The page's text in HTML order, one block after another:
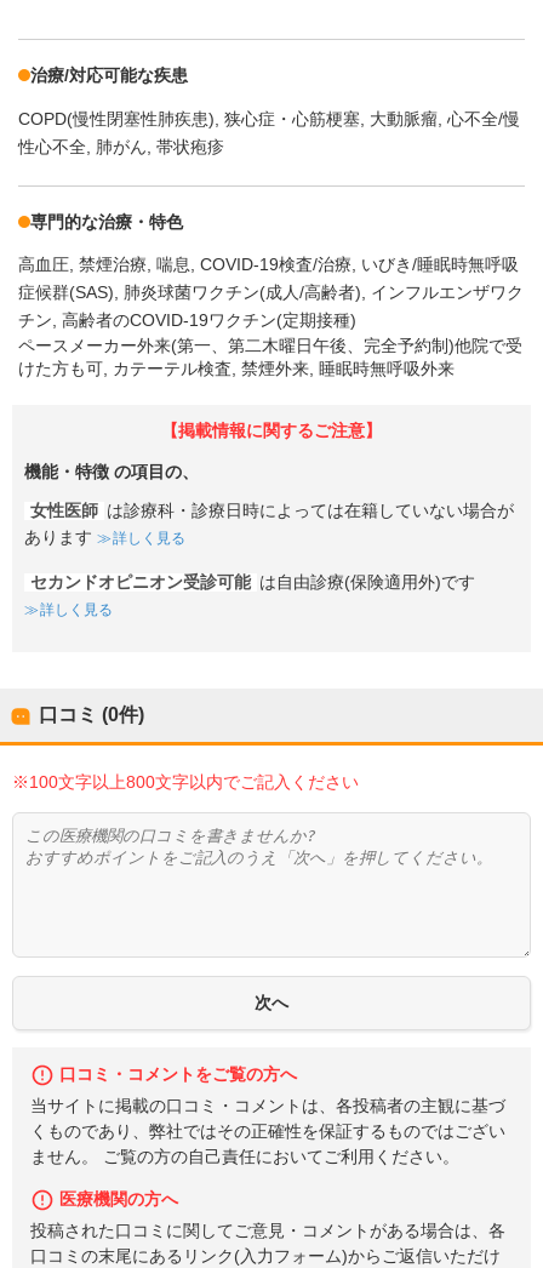
治療/対応可能な疾患
COPD(慢性閉塞性肺疾患) 狭心症・心筋梗塞 大動脈瘤 心不全/慢
性心不全 肺がん 帯状疱疹
専門的な治療・特色
高血圧 禁煙治療 喘息 COVID-19検査/治療
いびき/睡眠時無呼吸
症候群(SAS)
肺炎球菌ワクチン(成人/高齢者)
インフルエンザワク
チン 高齢者のCOVID-19ワクチン(定期接種)
ペースメーカー外来(第一、第二木曜日午後、完全予約制)他院で受
けた方も可, カテーテル検査, 禁煙外来, 睡眠時無呼吸外来
【掲載情報に関するご注意】
機能・特徴 の項目の、
女性医師 は診療科・診療日時によっては在籍していない場合が
あります
詳しく見る
セカンドオピニオン受診可能 は自由診療(保険適用外)です
詳しく見る
口コミ (0件)
※100文字以上800文字以内でご記入ください
口コミ・コメントをご覧の方へ
当サイトに掲載の口コミ・コメントは、各投稿者の主観に基づ
くものであり、弊社ではその正確性を保証するものではござい
ません。 ご覧の方の自己責任においてご利用ください。
医療機関の方へ
投稿された口コミに関してご意見・コメントがある場合は、各
口コミの末尾にあるリンク(入力フォーム)からご返信いただけ